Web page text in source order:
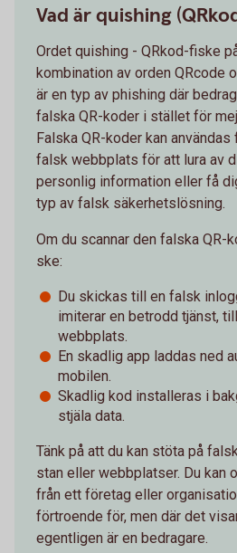
Vad är quishing
Ordet quishing - QRkod-fiske
kombination av orden QRcode
är en typ av phishing där
falska QR-koder i stället för
Falska QR-koder kan
falsk webbplats för att lura av
personlig information eller få
typ av falsk säkerhetslösning.
Om du scannar den falska QR-
ske:
Du skickas till en falsk
imiterar en betrodd tjänst,
webbplats.
En skadlig app laddas ned
mobilen.
Skadlig kod installeras i
stjäla data.
Tänk på att du kan stöta på
stan eller webbplatser. Du kan
från ett företag eller
förtroende för, men där det
egentligen är en bedragare.